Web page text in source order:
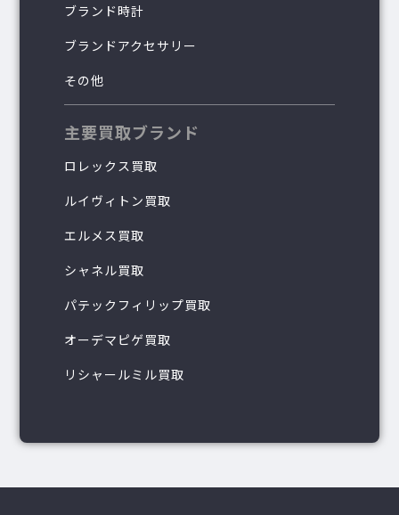
ブランド時計
ブランドアクセサリー
その他
主要買取ブランド
ロレックス買取
ルイヴィトン買取
エルメス買取
シャネル買取
パテックフィリップ買取
オーデマピゲ買取
リシャールミル買取